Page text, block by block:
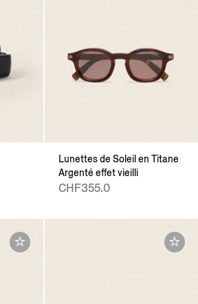
Lunettes de Soleil en Titane
Argenté effet vieilli
CHF355.0